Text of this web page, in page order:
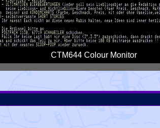
CTM644 Colour Monitor